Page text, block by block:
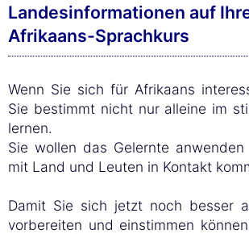
Landesinformationen auf
Afrikaans-Sprachkurs
Wenn Sie sich für Afrikaans
Sie bestimmt nicht nur alleine im
lernen.
Sie wollen das Gelernte
mit Land und Leuten in Kontakt
Damit Sie sich jetzt noch besser
vorbereiten und einstimmen